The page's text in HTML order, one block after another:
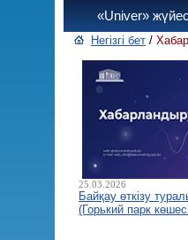
«Univer»
Негізгі бет /
25.03.2026
Байқау өткізу
(Горький парк